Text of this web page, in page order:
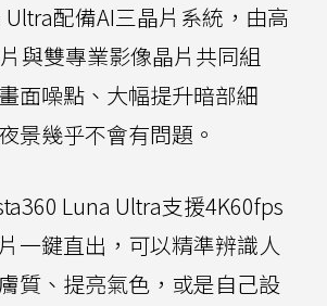
Ultra配備AI三晶片系統，由高
與雙專業影像晶片共同組
面噪點、大幅提升暗部細
景幾乎不會有問題。
Luna Ultra支援4K60fps
一鍵直出，可以精準辨識人
質、提亮氣色，或是自己設